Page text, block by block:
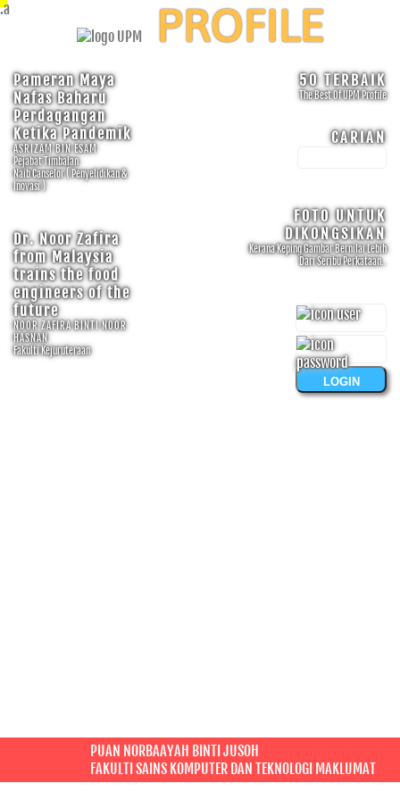
. PROFILE
Pameran Maya
Nafas Baharu
Perdagangan
Ketika Pandemik
ASRIZAM BIN ESAM
Pejabat Timbalan
Naib Canselor ( Penyelidikan &
Inovasi )
Dr. Noor Zafira
from Malaysia
trains the food
engineers of the
future
NOOR ZAFIRA BINTI NOOR
HASNAN
Fakulti Kejuruteraan
50 TERBAIK
The Best Of UPM Profile
CARIAN
FOTO UNTUK
DIKONGSIKAN
Kerana Keping Gambar Bernilai Lebih
Dari Seribu Perkataan..
PUAN NORBAAYAH BINTI JUSOH
FAKULTI SAINS KOMPUTER DAN TEKNOLOGI MAKLUMAT